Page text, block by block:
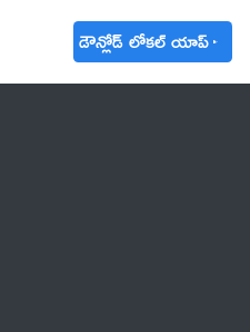
డౌన్లోడ్ లోకల్ యాప్